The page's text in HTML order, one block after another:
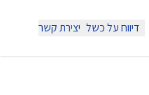
דיווח על כשל יצירת קשר